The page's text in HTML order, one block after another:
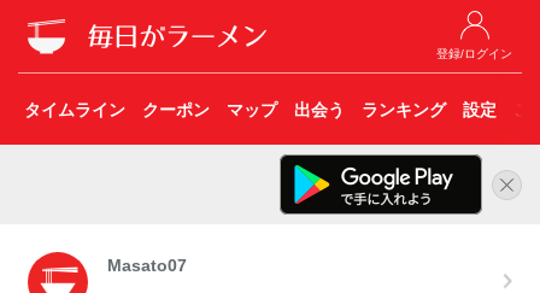
登録/ログイン
タイムライン クーポン マップ 出会う ランキング 設定 こ
Masato07